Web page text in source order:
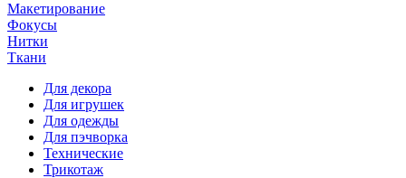
Макетирование
Фокусы
Нитки
Ткани
Для декора
Для игрушек
Для одежды
Для пэчворка
Технические
Трикотаж